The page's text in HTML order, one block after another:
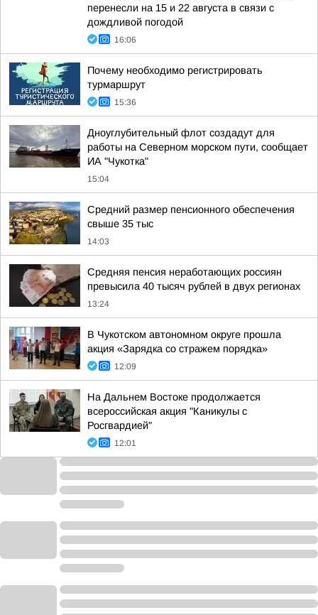
перенесли на 15 и 22 августа в связи с
дождливой погодой
16:06
Почему необходимо регистрировать
турмаршрут
15:36
Дноуглубительный флот создадут для
работы на Северном морском пути, сообщает
ИА "Чукотка"
15:04
Средний размер пенсионного обеспечения
свыше 35 тыс
14:03
Средняя пенсия неработающих россиян
превысила 40 тысяч рублей в двух регионах
13:24
В Чукотском автономном округе прошла
акция «Зарядка со стражем порядка»
12:09
На Дальнем Востоке продолжается
всероссийская акция "Каникулы с
Росгвардией"
12:01